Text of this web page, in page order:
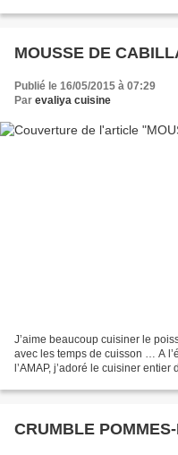
MOUSSE DE
Publié le 16/05/2015 à 07:29
Par evaliya cuisine
J’aime beaucoup cuisiner le
avec les temps de cuisson … A
l’AMAP, j’adoré le cuisiner
CRUMBLE